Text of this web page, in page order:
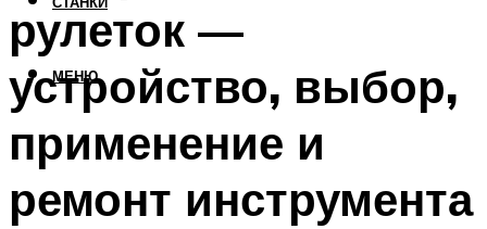
МЕНЮ
рулеток —
устройство, выбор,
применение и
ремонт инструмента